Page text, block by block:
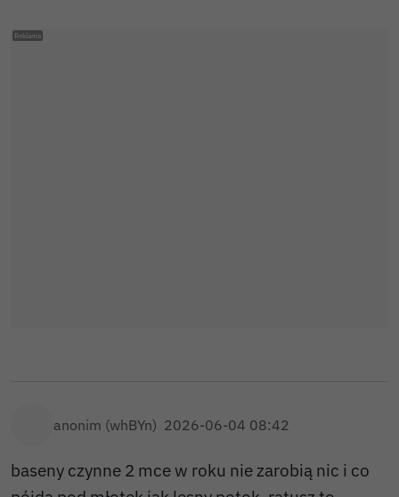
anonim (whBYn) 2026-06-04 08:42
baseny czynne 2 mce w roku nie zarobią nic i co